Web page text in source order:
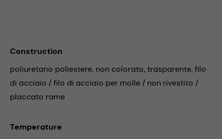
Construction
poliuretano poliestere, non colorato, trasparente, filo
di acciaio / filo di acciaio per molle / non rivestito /
placcato rame
Temperature